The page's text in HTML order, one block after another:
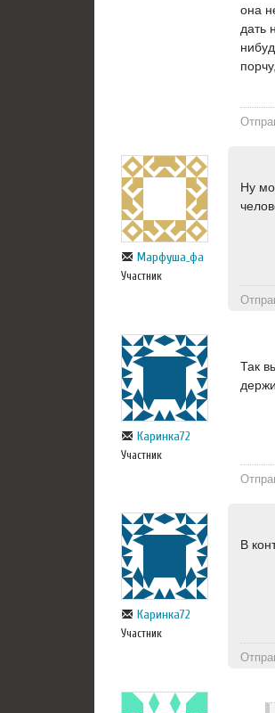
она
дать
Марфуша_фа
Участник
Ну
Каринка72
Участник
Так
Каринка72
Участник
В